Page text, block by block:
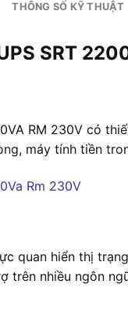
THÔNG SỐ KỸ THUẬT
SRT
RM 230V có
máy tính tiền
quan hiển thị
trên nhiều ngôn